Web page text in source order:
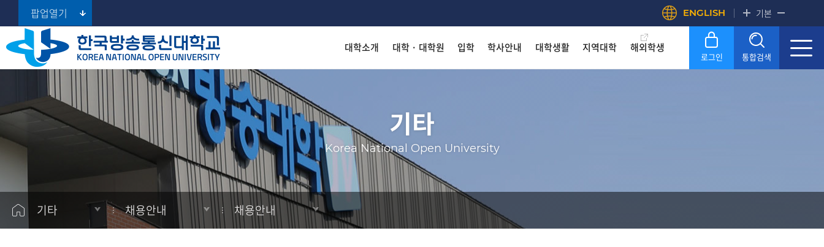
팝업열기 ENGLISH 기본
대학소개
대학소개
총장실
대학현황
대학홍보
정보공개
착한 등록금! 수준높은 4년제 국립대
KNOUSERVICE
대학 · 대학원
대학
대학원
경영대학원
프라임칼리지
(100% 온라인 학사학위과정)
착한 등록금! 수준높은 4년제 국립대
KNOUSERVICE
입학
대학
대학원
경영대학원
프라임칼리지
착한 등록금! 수준높은 4년제 국립대
KNOUSERVICE
학사안내
공지사항
학사일정
학습
학적
장학
등록
착한 등록금! 수준높은 4년제 국립대
KNOUSERVICE
대학생활
학습지원
학생지원
학생활동
사잇길
AI 학습지원
착한 등록금! 수준높은 4년제 국립대
KNOUSERVICE
지역대학
지역대학 포털
서울지역대학
부산지역대학
대구경북지역대학
인천지역대학
광주전남지역대학
대전충남지역대학
울산지역대학
착한 등록금! 수준높은 4년제 국립대
KNOUSERVICE
해외학생
로그인 통합검색
Search 기타
Korea National Open University
기타 채용안내 채용안내